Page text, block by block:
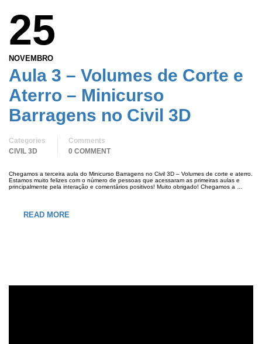
25
NOVEMBRO
Aula 3 – Volumes de Corte e
Aterro – Minicurso
Barragens no Civil 3D
Categories
CIVIL 3D
Comments
0 COMMENT
Chegamos a terceira aula do Minicurso Barragens no Civil 3D – Volumes de corte e aterro.
Estamos muito felizes com o número de pessoas que acessaram as primeiras aulas e
principalmente pela interação e comentários positivos! Muito obrigado! Chegamos a …
READ MORE